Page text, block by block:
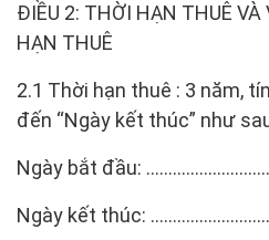
ĐIỀU 2: THỜI HẠN THUÊ VÀ
HẠN THUÊ
2.1 Thời hạn thuê : 3 năm,
đến “Ngày kết thúc” như
Ngày bắt đầu:
Ngày kết thúc: